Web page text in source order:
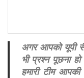
अगर आपको यूपी
भी प्रश्न पूछना
हमारी टीम